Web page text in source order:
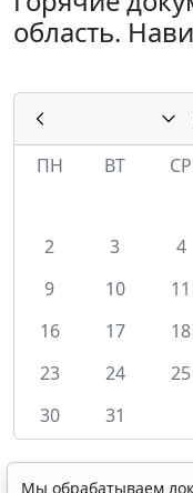
область.
ПН
ВТ СР
2
3 4
9
10 11
16
17 18
23
24 25
30
31
Мы обрабатываем